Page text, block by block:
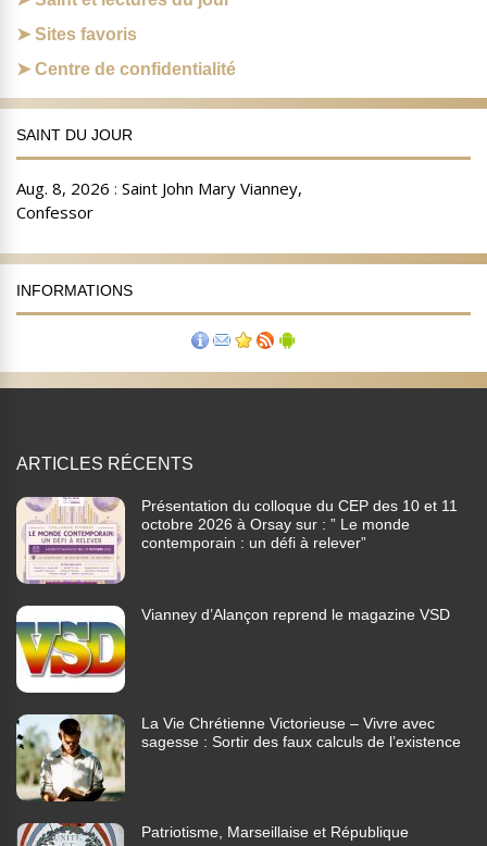
Sites favoris
Centre de confidentialité
SAINT DU JOUR
INFORMATIONS
ARTICLES RÉCENTS
Présentation du colloque du CEP des 10 et 11
octobre 2026 à Orsay sur : ” Le monde
contemporain : un défi à relever”
Vianney d’Alançon reprend le magazine VSD
La Vie Chrétienne Victorieuse – Vivre avec
sagesse : Sortir des faux calculs de l’existence
Patriotisme, Marseillaise et République